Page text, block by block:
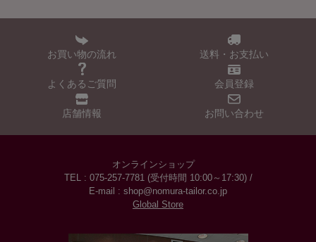
お買い物の流れ 送料・お支払い
よくあるご質問 会員登録
店舗情報 お問い合わせ
オンラインショップ
TEL : 075-257-7781 (受付時間 10:00～17:30) /
E-mail : shop@nomura-tailor.co.jp
Global Store